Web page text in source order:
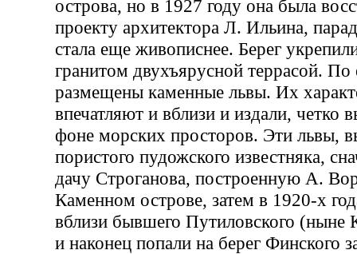
острова, но в 1927 году она была
проекту архитектора Л. Ильина,
стала еще живописнее. Берег
гранитом двухъярусной террасой. По
размещены каменные львы. Их
впечатляют и вблизи и издали, четко
фоне морских просторов. Эти львы,
пористого пудожского известняка,
дачу Строганова, построенную А.
Каменном острове, затем в 1920-х
вблизи бывшего Путиловского (ныне
и наконец попали на берег Финского